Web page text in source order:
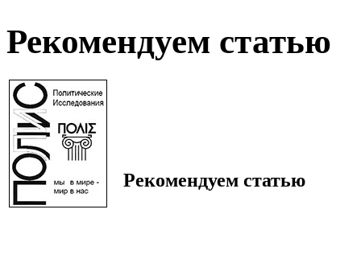
Рекомендуем статью
Рекомендуем статью